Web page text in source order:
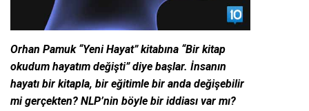
Orhan Pamuk “Yeni Hayat” kitabına “Bir kitap
okudum hayatım değişti” diye başlar. İnsanın
hayatı bir kitapla, bir eğitimle bir anda değişebilir
mi gerçekten? NLP’nin böyle bir iddiası var mı?